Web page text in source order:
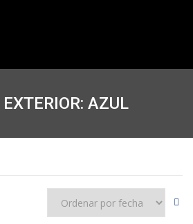
EXTERIOR: AZUL